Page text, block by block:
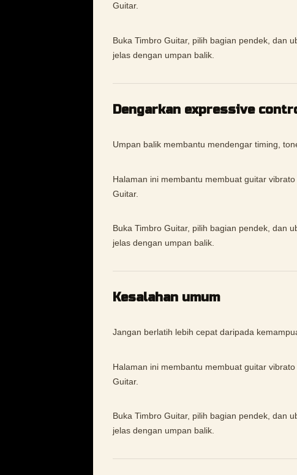
Guitar.
Buka Timbro Guitar, pilih bagian pendek, dan
jelas dengan umpan balik.
Dengarkan expressive
Umpan balik membantu mendengar timing,
Halaman ini membantu membuat guitar
Guitar.
Buka Timbro Guitar, pilih bagian pendek, dan
jelas dengan umpan balik.
Kesalahan umum
Jangan berlatih lebih cepat daripada
Halaman ini membantu membuat guitar
Guitar.
Buka Timbro Guitar, pilih bagian pendek, dan
jelas dengan umpan balik.